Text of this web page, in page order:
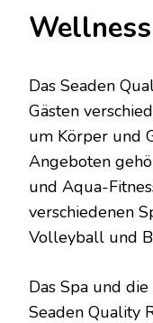
Das Seaden
Gästen
um Körper und
Angeboten
und Aqua-
verschiedenen
Volleyball und
Das Spa und
Seaden Quality